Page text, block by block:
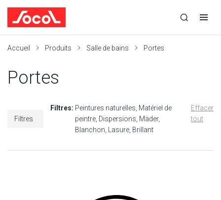
recherche
recherche
navigation
Accueil Produits Salle de bains Portes
Portes
Filtres
Filtres: Peintures naturelles Matériel de
peintre Dispersions Mäder
Blanchon
Lasure Brillant
Effacer
tout